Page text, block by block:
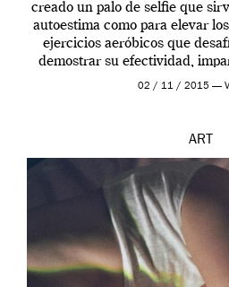
creado un palo de selfie que
autoestima como para elevar
ejercicios aeróbicos que
demostrar su efectividad,
prueba en el
02 / 11 / 2015 —
ART